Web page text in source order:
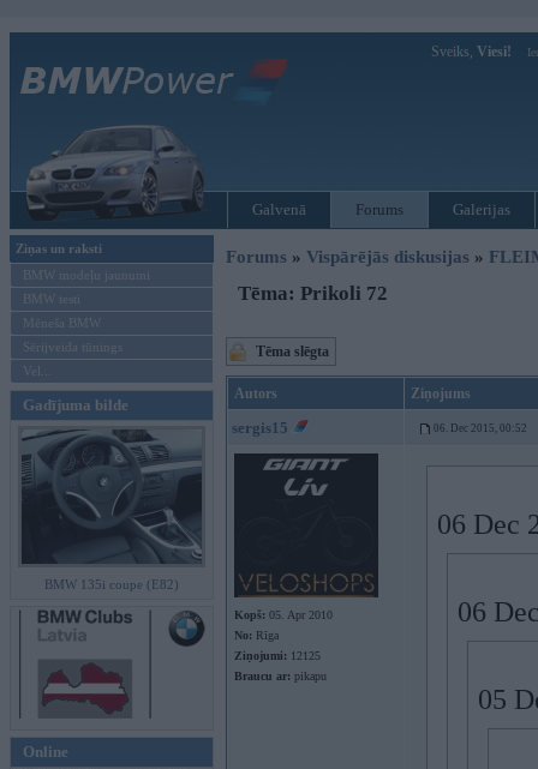
Sveiks, Viesi!
Galvenā Forums Galerijas
Ziņas un raksti
BMW modeļu jaunumi
BMW testi
Mēneša BMW
Sērijveida tūnings
Vel...
Gadījuma bilde
BMW 135i coupe (E82)
Online
Forums » Vispārējās diskusijas »
Tēma: Prikoli 72
Tēma slēgta
Autors Ziņojums
sergis15 06. Dec 2015, 00:52
Kopš: 05. Apr 2010
No: Rīga
Ziņojumi: 12125
Braucu ar: pikapu
06 Dec
06
05